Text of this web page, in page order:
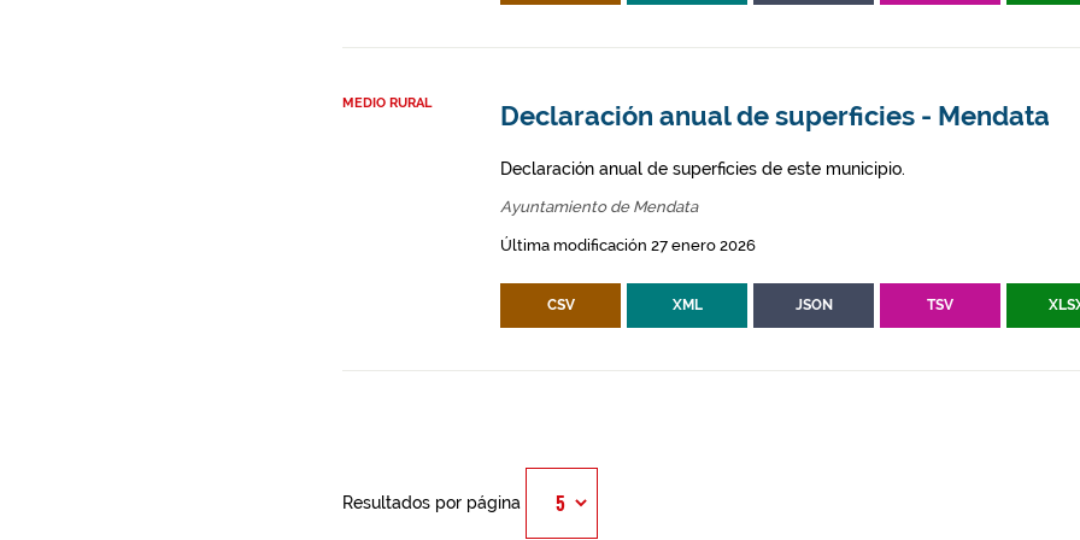
MEDIO RURAL Declaración anual de superficies - Mendata
Declaración anual de superficies de este municipio.
Ayuntamiento de Mendata
Última modificación 27 enero 2026
CSV XML JSON TSV
Resultados por página